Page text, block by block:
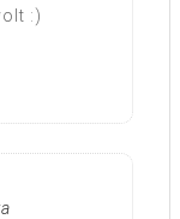
:)